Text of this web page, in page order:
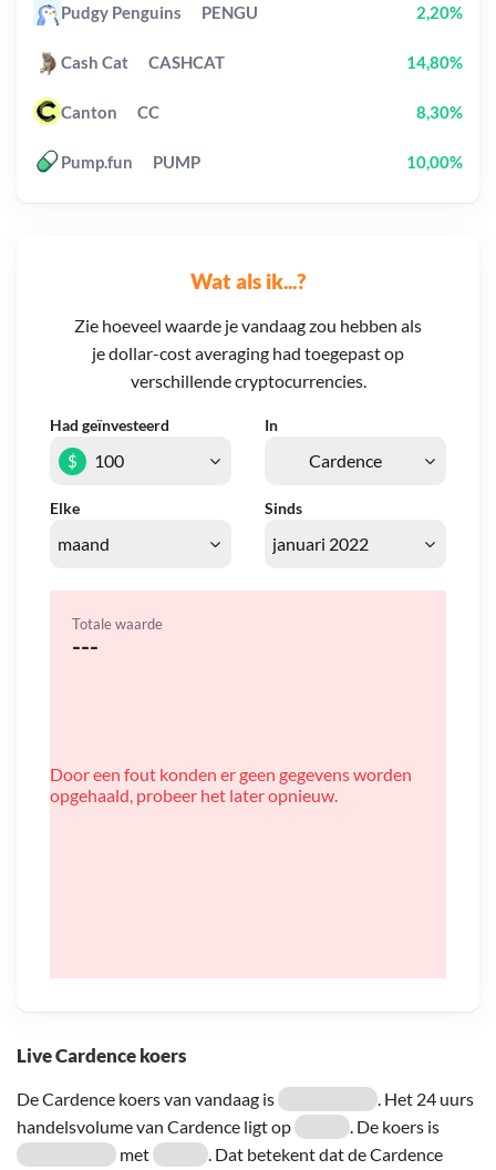
Live Cardence koers
De Cardence koers van vandaag is
. Het 24 uurs
handelsvolume van Cardence ligt op
. De koers is
met
. Dat betekent dat de Cardence
Wat als ik...?
Zie hoeveel waarde je vandaag zou hebben als
je dollar-cost averaging had toegepast op
verschillende cryptocurrencies.
Had geïnvesteerd In
Elke Sinds
$
Totale waarde
---
Door een fout konden er geen gegevens worden
opgehaald, probeer het later opnieuw.
Pudgy Penguins PENGU 2,20%
Cash Cat CASHCAT 14,80%
Canton CC 8,30%
Pump.fun PUMP 10,00%